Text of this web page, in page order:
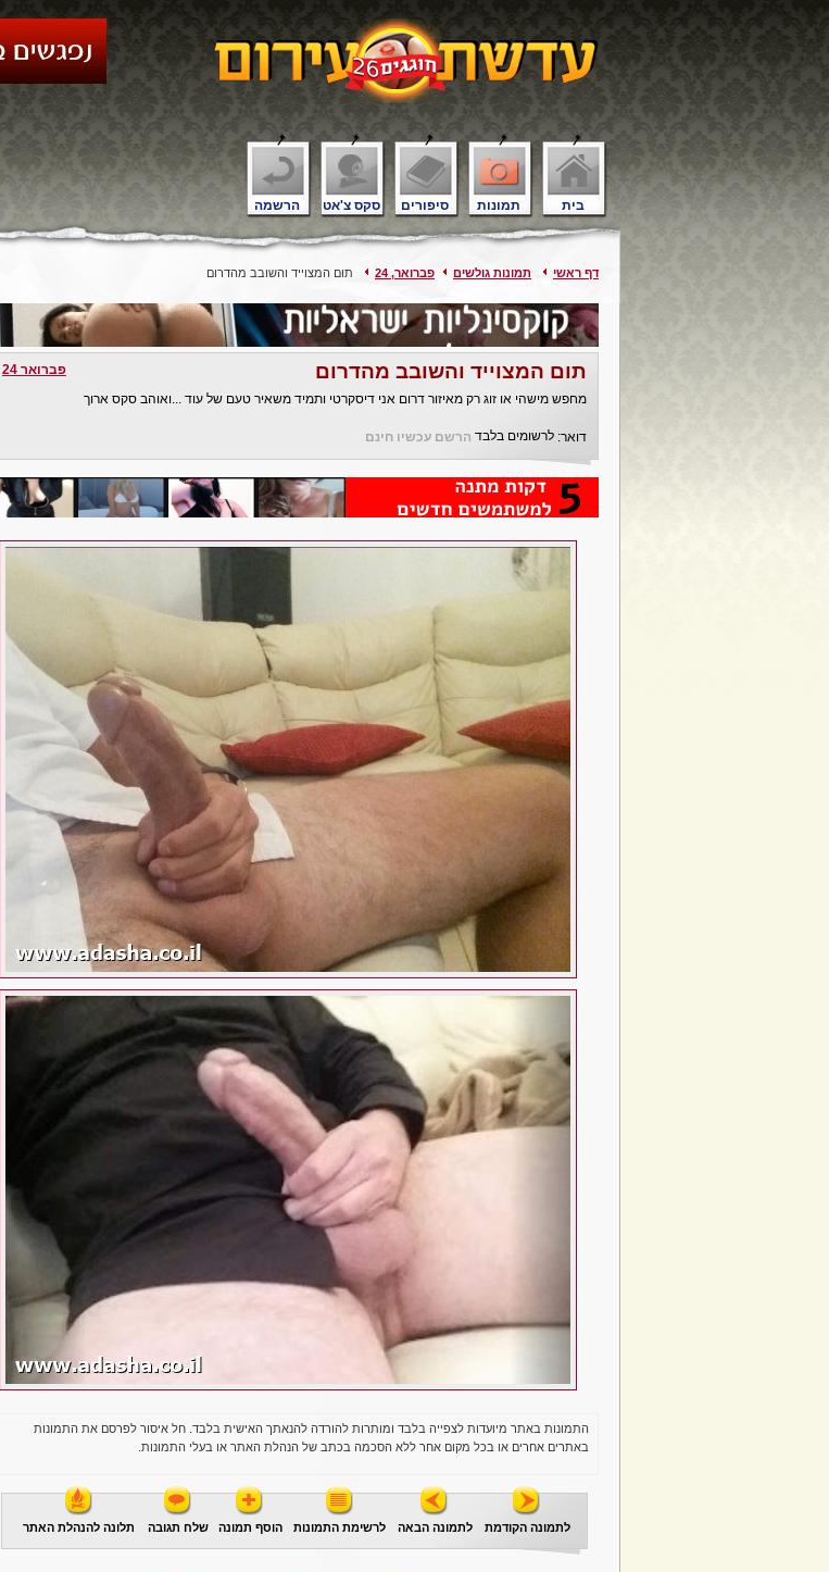
בית תמונות סיפורים סקס צ'אט הרשמה
דף ראשי תמונות גולשים פברואר, 24 תום המצוייד והשובב מהדרום
תום המצוייד והשובב מהדרום
פברואר 24
מחפש מישהי או זוג רק מאיזור דרום אני דיסקרטי ותמיד משאיר טעם של עוד ...ואוהב סקס ארוך
דואר: לרשומים בלבד הרשם עכשיו חינם
התמונות באתר מיועדות לצפייה בלבד ומותרות להורדה להנאתך האישית בלבד. חל איסור לפרסם את התמונות
באתרים אחרים או בכל מקום אחר ללא הסכמה בכתב של הנהלת האתר או בעלי התמונות.
לתמונה הקודמת לתמונה הבאה לרשימת התמונות הוסף תמונה שלח תגובה תלונה להנהלת האתר